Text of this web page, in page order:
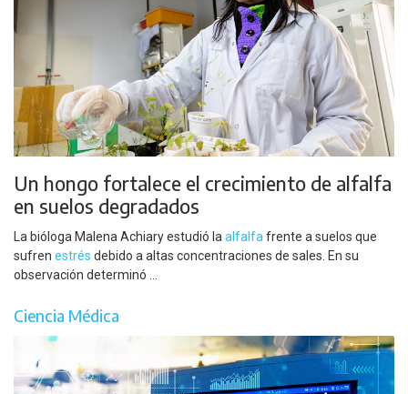
Un hongo fortalece el crecimiento de alfalfa
en suelos degradados
La bióloga Malena Achiary estudió la alfalfa frente a suelos que
sufren estrés debido a altas concentraciones de sales. En su
observación determinó ...
Ciencia Médica